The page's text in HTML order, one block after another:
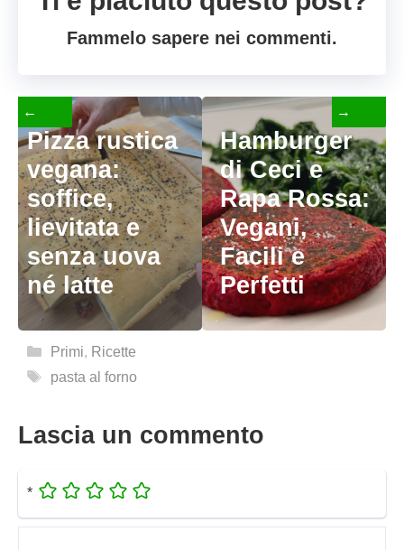
Fammelo sapere nei commenti.
Pizza rustica
vegana:
soffice,
lievitata e
senza uova
né latte
← →
Hamburger
di Ceci e
Rapa Rossa:
Vegani,
Facili e
Perfetti
Categorie
Primi, Ricette
Tag
pasta al forno
Lascia un commento
*